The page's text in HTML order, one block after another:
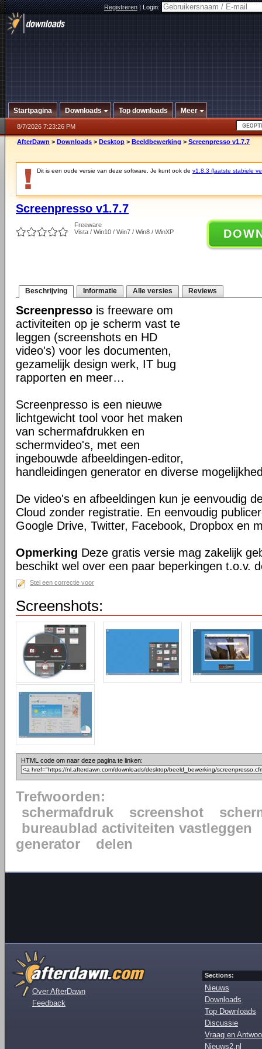
Registreren|Login:
Startpagina Downloads Top downloads Meer
8/7/2026 7:23:26 PM
AfterDawn > Downloads > Desktop > Beeldbewerking > Screenpresso v1.7.7
Dit is een oude versie van deze software. Je kunt ook de v1.8.3 (laatste stabiele
Screenpresso v1.7.7
Freeware
Vista / Win10 / Win7 / Win8 / WinXP
Beschrijving Informatie Alle versies Reviews
Screenpresso is freeware om
activiteiten op je scherm vast te
leggen (screenshots en HD
video's) voor les documenten,
gezamelijk design werk, IT bug
rapporten en meer…
Screenpresso is een nieuwe
lichtgewicht tool voor het maken
van schermafdrukken en
schermvideo's, met een
ingebouwde afbeeldingen-editor,
handleidingen generator en diverse
De video's en afbeeldingen kun je eenvoudig
Cloud zonder registratie. En eenvoudig
Google Drive, Twitter, Facebook, Dropbox en
Opmerking Deze gratis versie mag zakelijk
beschikt wel over een paar beperkingen t.o.v.
Stel een correctie voor
Screenshots:
HTML code om naar deze pagina te linken:
Trefwoorden:
schermafdruk
screenshot
bureaublad activiteiten vastleggen
generator
delen
Over AfterDawn
Feedback
Sections:
Nieuws
Downloads
Top Downloads
Discussie
Vraag en
Nieuws2.nl